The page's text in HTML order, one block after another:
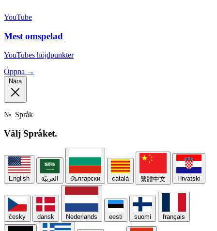
YouTube
Mest omspelad
YouTubes höjdpunkter
Öppna →
Nära
№ Språk
Välj Språket.
English العربيّة български català 繁體中文 Hrvatski
česky dansk Nederlands eesti suomi français